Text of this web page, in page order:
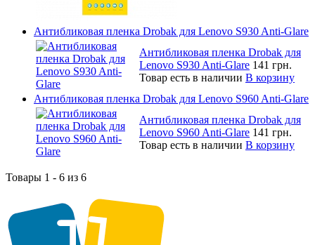
Антибликовая пленка Drobak для Lenovo S930 Anti-Glare
Антибликовая пленка Drobak для
Lenovo S930 Anti-Glare 141 грн.
Товар есть в наличии В корзину
Антибликовая пленка Drobak для Lenovo S960 Anti-Glare
Антибликовая пленка Drobak для
Lenovo S960 Anti-Glare 141 грн.
Товар есть в наличии В корзину
Товары 1 - 6 из 6